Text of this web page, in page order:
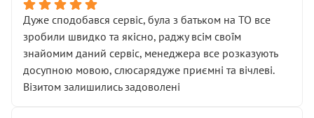
Дуже сподобався сервіс, була з батьком на ТО все
зробили швидко та якісно, раджу всім своїм
знайомим даний сервіс, менеджера все розказують
досупною мовою, слюсарядуже приємні та вічлеві.
Візитом залишились задоволені